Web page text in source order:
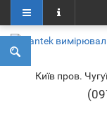
Київ пров.